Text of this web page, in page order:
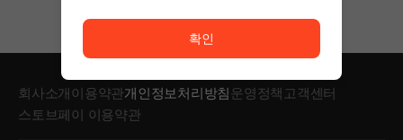
회사소개이용약관개인정보처리방침운영정책 고객센터
스토브페이 이용약관
확인